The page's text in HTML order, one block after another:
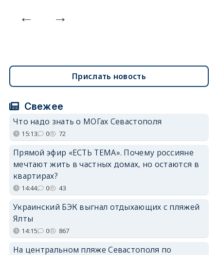
Прислать новость
Свежее
Что надо знать о МОГах Севастополя
15:13 0 72
Прямой эфир «ЕСТЬ ТЕМА». Почему россияне
мечтают жить в частных домах, но остаются в
квартирах?
14:44 0 43
Украинский БЭК выгнал отдыхающих с пляжей
Ялты
14:15 0 867
На центральном пляже Севастополя по